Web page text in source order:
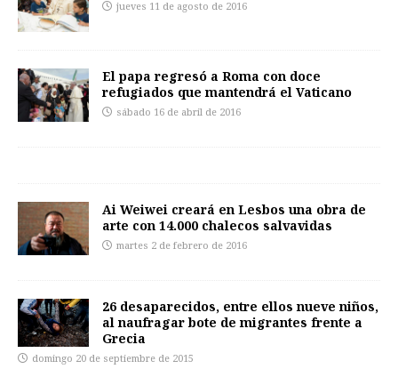
jueves 11 de agosto de 2016
El papa regresó a Roma con doce
refugiados que mantendrá el Vaticano
sábado 16 de abril de 2016
Ai Weiwei creará en Lesbos una obra de
arte con 14.000 chalecos salvavidas
martes 2 de febrero de 2016
26 desaparecidos, entre ellos nueve niños,
al naufragar bote de migrantes frente a
Grecia
domingo 20 de septiembre de 2015